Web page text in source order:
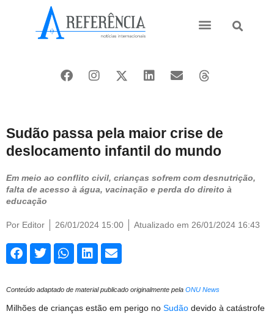
Sudão passa pela maior crise de
deslocamento infantil do mundo
Em meio ao conflito civil, crianças sofrem com desnutrição,
falta de acesso à água, vacinação e perda do direito à
educação
Por Editor 26/01/2024 15:00 Atualizado em 26/01/2024 16:43
Conteúdo adaptado de material publicado originalmente pela ONU News
Milhões de crianças estão em perigo no Sudão devido à catástrofe